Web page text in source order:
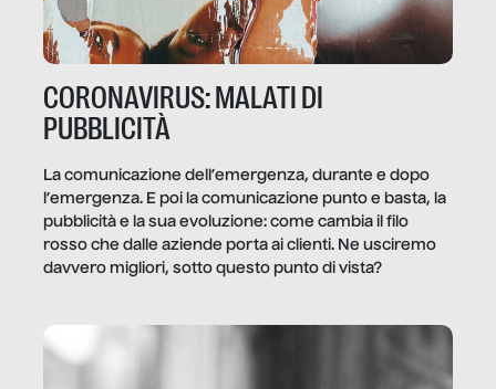
CORONAVIRUS: MALATI DI
PUBBLICITÀ
La comunicazione dell’emergenza, durante e dopo
l’emergenza. E poi la comunicazione punto e basta, la
pubblicità e la sua evoluzione: come cambia il filo
rosso che dalle aziende porta ai clienti. Ne usciremo
davvero migliori, sotto questo punto di vista?